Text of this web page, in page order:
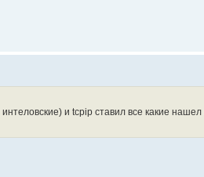
и tcpip ставил все какие нашел